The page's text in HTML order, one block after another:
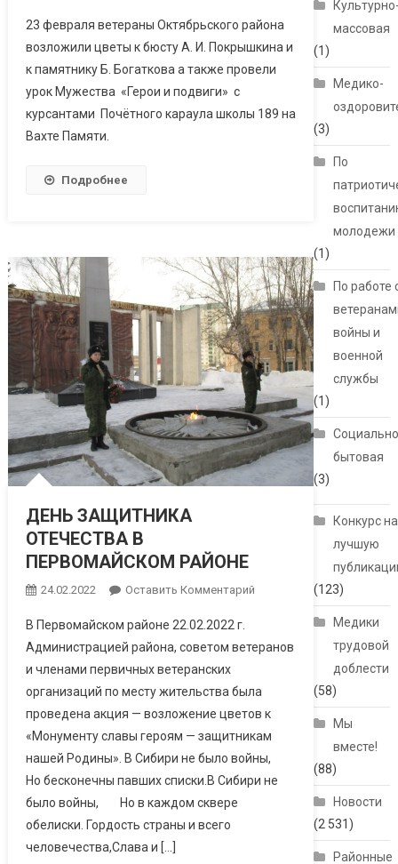
23 февраля ветераны Октябрьского района
возложили цветы к бюсту А. И. Покрышкина и
к памятнику Б. Богаткова а также провели
урок Мужества «Герои и подвиги» с
курсантами Почётного караула школы 189 на
Вахте Памяти.
Подробнее
ДЕНЬ ЗАЩИТНИКА
ОТЕЧЕСТВА В
ПЕРВОМАЙСКОМ РАЙОНЕ
24.02.2022 Оставить Комментарий
В Первомайском районе 22.02.2022 г.
Администрацией района, советом ветеранов
и членами первичных ветеранских
организаций по месту жительства была
проведена акция — возложение цветов к
«Монументу славы героям — защитникам
нашей Родины». В Сибири не было войны,
Но бесконечны павших списки.В Сибири не
было войны, Но в каждом сквере
обелиски. Гордость страны и всего
человечества,Слава и […]
массовая
(1)
Медико-
(3)
По
молодежи
(1)
По работе
войны и
военной
службы
(1)
бытовая
(3)
Конкурс на
лучшую
(123)
Медики
трудовой
доблести
(58)
Мы
вместе!
(88)
Новости
(2 531)
Районные